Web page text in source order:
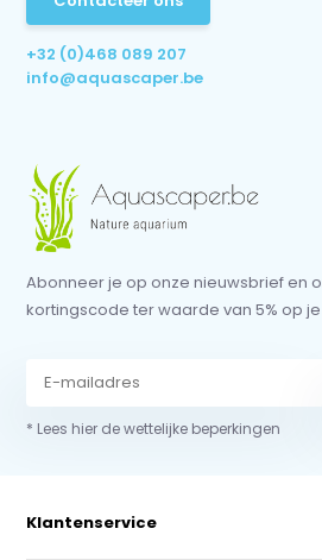
+32 (0)468 089 207
info@aquascaper.be
Abonneer je op onze nieuwsbrief en
kortingscode ter waarde van 5% op
* Lees hier de wettelijke beperkingen
Klantenservice